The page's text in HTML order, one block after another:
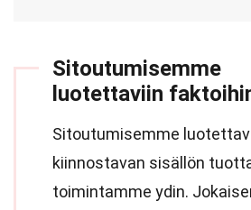
Sitoutumisemme
luotettaviin
Sitoutumisemme
kiinnostavan sisällön
toimintamme ydin.